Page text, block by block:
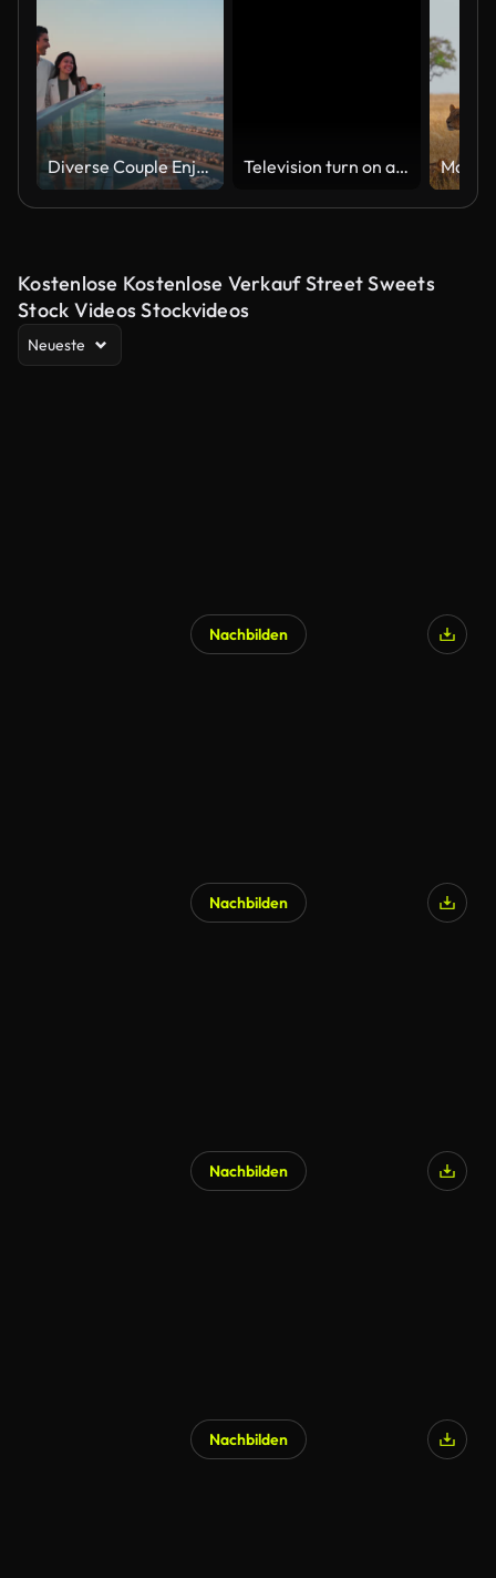
Diverse Couple Enjoying Sunset Views from High Rise Sky Deck Overlooking Palm Jumeirah Television turn on and off. Switch on tv effect, switch off tv effect. Turn on Lcd TV effect, turn off TV effect . Led Tv on and off on black background
Kostenlose Kostenlose Verkauf Street Sweets
Stock Videos Stockvideos
Neueste
Nachbilden
Nachbilden
Nachbilden
Nachbilden